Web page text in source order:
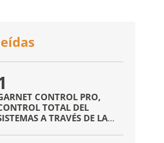
CONTROL PRO,
TOTAL DEL
A TRAVÉS DE LA